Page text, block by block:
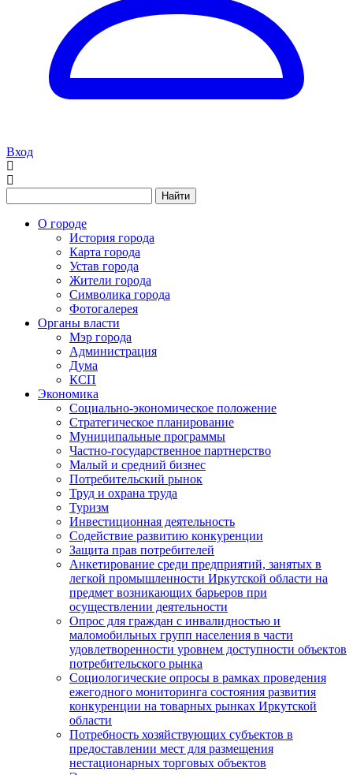
Вход
Найти
О городе
История города
Карта города
Устав города
Жители города
Символика города
Фотогалерея
Органы власти
Мэр города
Администрация
Дума
КСП
Экономика
Социально-экономическое положение
Стратегическое планирование
Муниципальные программы
Частно-государственное партнерство
Малый и средний бизнес
Потребительский рынок
Труд и охрана труда
Туризм
Инвестиционная деятельность
Содействие развитию конкуренции
Защита прав потребителей
Анкетирование среди предприятий, занятых в
легкой промышленности Иркутской области на
предмет возникающих барьеров при
осуществлении деятельности
Опрос для граждан с инвалидностью и
маломобильных групп населения в части
удовлетворенности уровнем доступности объектов
потребительского рынка
Социологические опросы в рамках проведения
ежегодного мониторинга состояния развития
конкуренции на товарных рынках Иркутской
области
Потребность хозяйствующих субъектов в
предоставлении мест для размещения
нестационарных торговых объектов